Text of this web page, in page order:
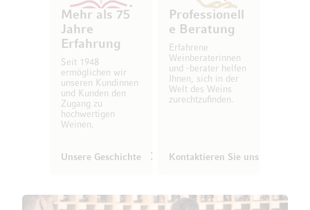
Mehr als 75
Jahre
Erfahrung
Seit 1948
ermöglichen wir
unseren Kundinnen
und Kunden den
Zugang zu
hochwertigen
Weinen.
Unsere Geschichte
Professionell
e Beratung
Erfahrene
Weinberaterinnen
und -berater helfen
Ihnen, sich in der
Welt des Weins
zurechtzufinden.
Kontaktieren Sie uns